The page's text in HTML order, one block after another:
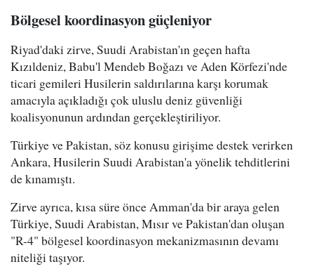
Bölgesel koordinasyon güçleniyor
Riyad'daki zirve, Suudi Arabistan'ın geçen hafta
Kızıldeniz, Babu'l Mendeb Boğazı ve Aden Körfezi'nde
ticari gemileri Husilerin saldırılarına karşı korumak
amacıyla açıkladığı çok uluslu deniz güvenliği
koalisyonunun ardından gerçekleştiriliyor.
Türkiye ve Pakistan, söz konusu girişime destek verirken
Ankara, Husilerin Suudi Arabistan'a yönelik tehditlerini
de kınamıştı.
Zirve ayrıca, kısa süre önce Amman'da bir araya gelen
Türkiye, Suudi Arabistan, Mısır ve Pakistan'dan oluşan
"R-4" bölgesel koordinasyon mekanizmasının devamı
niteliği taşıyor.